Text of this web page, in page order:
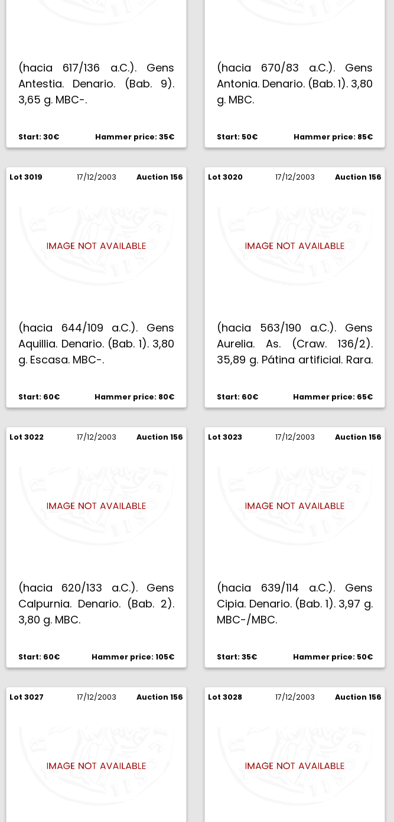
(hacia 617/136 a.C.). Gens
Antestia. Denario. (Bab. 9).
3,65 g. MBC-.
Start: 30€ Hammer price: 35€
(hacia 670/83 a.C.). Gens
Antonia. Denario. (Bab. 1). 3,80
g. MBC.
Start: 50€ Hammer price: 85€
Lot 3019 17/12/2003 Auction 156
(hacia 644/109 a.C.). Gens
Aquillia. Denario. (Bab. 1). 3,80
g. Escasa. MBC-.
Start: 60€ Hammer price: 80€
Lot 3020 17/12/2003 Auction 156
(hacia 563/190 a.C.). Gens
Aurelia. As. (Craw. 136/2).
35,89 g. Pátina artificial. Rara.
Start: 60€ Hammer price: 65€
Lot 3022 17/12/2003 Auction 156
(hacia 620/133 a.C.). Gens
Calpurnia. Denario. (Bab. 2).
3,80 g. MBC.
Start: 60€ Hammer price: 105€
Lot 3023 17/12/2003 Auction 156
(hacia 639/114 a.C.). Gens
Cipia. Denario. (Bab. 1). 3,97 g.
MBC-/MBC.
Start: 35€ Hammer price: 50€
Lot 3027 17/12/2003 Auction 156 Lot 3028 17/12/2003 Auction 156